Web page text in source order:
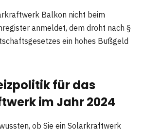
Balkon nicht beim
anmeldet, dem droht nach §
ein hohes Bußgeld
für das
im Jahr 2024
ob Sie ein Solarkraftwerk